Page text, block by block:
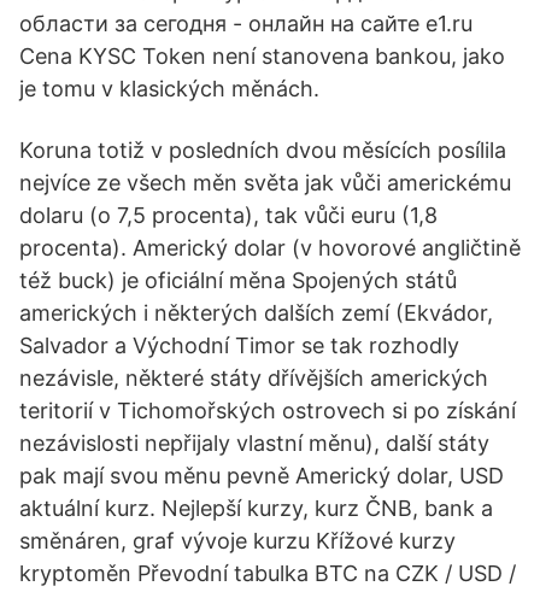
области за сегодня - онлайн на сайте e1.ru
Cena KYSC Token není stanovena bankou, jako
je tomu v klasických měnách.
Koruna totiž v posledních dvou měsících posílila
nejvíce ze všech měn světa jak vůči americkému
dolaru (o 7,5 procenta), tak vůči euru (1,8
procenta). Americký dolar (v hovorové angličtině
též buck) je oficiální měna Spojených států
amerických i některých dalších zemí (Ekvádor,
Salvador a Východní Timor se tak rozhodly
nezávisle, některé státy dřívějších amerických
teritorií v Tichomořských ostrovech si po získání
nezávislosti nepřijaly vlastní měnu), další státy
pak mají svou měnu pevně Americký dolar, USD
aktuální kurz. Nejlepší kurzy, kurz ČNB, bank a
směnáren, graf vývoje kurzu Křížové kurzy
kryptoměn Převodní tabulka BTC na CZK / USD /